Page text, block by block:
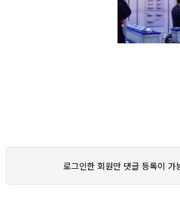
로그인한 회원만 댓글 등록이 가